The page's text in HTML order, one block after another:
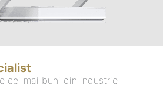
cei mai buni din industrie